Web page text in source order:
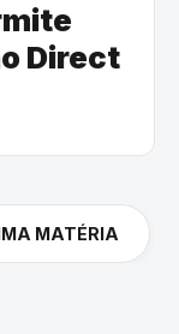
Direct
MATÉRIA